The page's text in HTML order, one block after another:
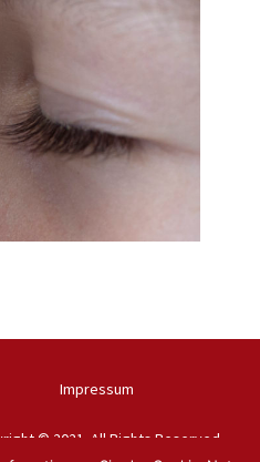
Impressum
© 2021. All Rights Reserved.